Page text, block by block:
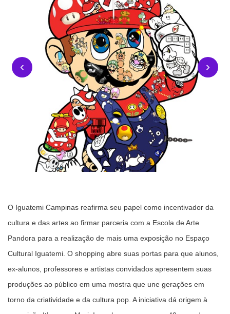
‹ ›
O Iguatemi Campinas reafirma seu papel como incentivador da
cultura e das artes ao firmar parceria com a Escola de Arte
Pandora para a realização de mais uma exposição no Espaço
Cultural Iguatemi. O shopping abre suas portas para que alunos,
ex-alunos, professores e artistas convidados apresentem suas
produções ao público em uma mostra que une gerações em
torno da criatividade e da cultura pop. A iniciativa dá origem à